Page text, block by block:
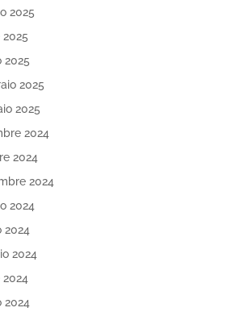
2025
2025
2025
2025
2024
2024
2024
2024
2024
2024
2024